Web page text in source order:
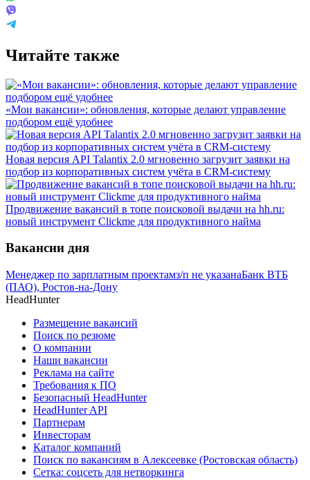
Читайте также
«Мои вакансии»: обновления, которые делают управление
подбором ещё удобнее
Новая версия API Talantix 2.0 мгновенно загрузит заявки на
подбор из корпоративных систем учёта в CRM-систему
Продвижение вакансий в топе поисковой выдачи на hh.ru:
новый инструмент Clickme для продуктивного найма
Вакансии дня
Менеджер по зарплатным проектамз/п не указанаБанк ВТБ
(ПАО), Ростов-на-Дону
HeadHunter
Размещение вакансий
Поиск по резюме
О компании
Наши вакансии
Реклама на сайте
Требования к ПО
Безопасный HeadHunter
HeadHunter API
Партнерам
Инвесторам
Каталог компаний
Поиск по вакансиям в Алексеевке (Ростовская область)
Сетка: соцсеть для нетворкинга